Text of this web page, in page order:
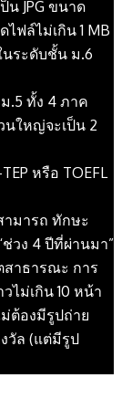
น JPG ขนาด
ฟล์ไม่เกิน 1 MB
นระดับชั้น ม.6
.5 ทั้ง 4 ภาค
วนใหญ่จะเป็น 2
หรือ TOEFL
มารถ ทักษะ
วง 4 ปีที่ผ่านมา”
สาธารณะ การ
ไม่เกิน 10 หน้า
ต้องมีรูปถ่าย
วัล (แต่มีรูป